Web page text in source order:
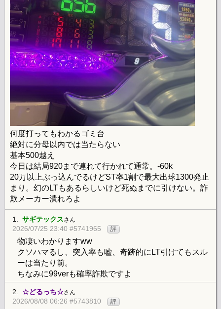
何度打ってもわかるゴミ台
絶対に分母以内では当たらない
基本500越え
今日は結局920まで連れて行かれて通常。-60k
20万以上ぶっ込んでるけどST率1割で最大出球1300発止
まり。幻のLTもあるらしいけど死ぬまでに引けない。詐
欺メーカー潰れろよ
1. サギテックスさん
2026/07/25 23:40 #5741965 評
物凄いわかりますww
クソハマるし、突入率も嘘、奇跡的にLT引けてもスル
ーは当たり前。
ちなみに99verも確率詐欺ですよ
2. ☆どるっち☆さん
2026/08/08 06:26 #5743810 評